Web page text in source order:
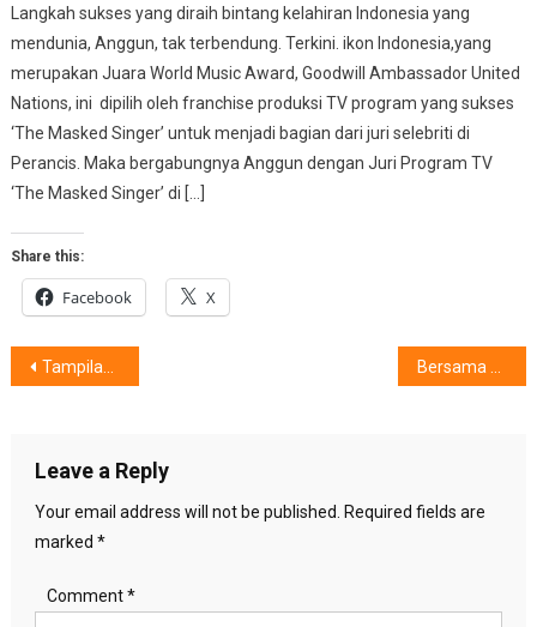
Langkah sukses yang diraih bintang kelahiran Indonesia yang
mendunia, Anggun, tak terbendung. Terkini. ikon Indonesia,yang
merupakan Juara World Music Award, Goodwill Ambassador United
Nations, ini dipilih oleh franchise produksi TV program yang sukses
‘The Masked Singer’ untuk menjadi bagian dari juri selebriti di
Perancis. Maka bergabungnya Anggun dengan Juri Program TV
‘The Masked Singer’ di […]
Share this:
Facebook X
Post
Tampilan Kian Memukau, Berbalut Koleksi Sweetwear
Leave a Reply
Your email address will not be published.
Required fields are
marked *
Comment*